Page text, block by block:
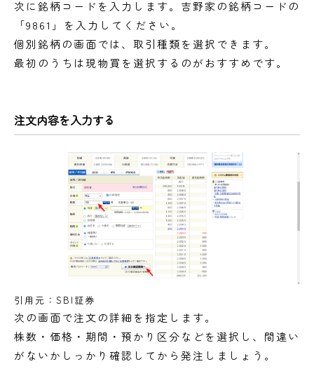
次に銘柄コードを入力します。吉野家の銘柄コードの
「9861」を入力してください。
個別銘柄の画面では、取引種類を選択できます。
最初のうちは現物買を選択するのがおすすめです。
注文内容を入力する
引用元：SBI証券
次の画面で注文の詳細を指定します。
株数・価格・期間・預かり区分などを選択し、間違い
がないかしっかり確認してから発注しましょう。